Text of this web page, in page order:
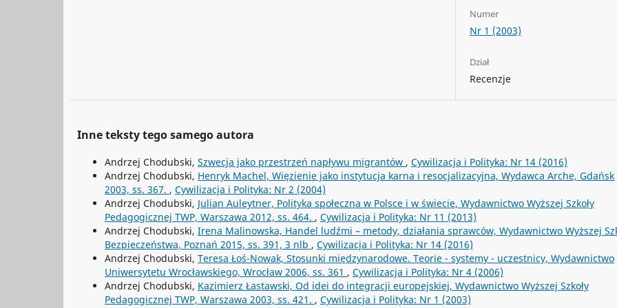
Numer
Nr 1 (2003)
Dział
Recenzje
Inne teksty tego samego autora
Andrzej Chodubski, Szwecja jako przestrzeń napływu migrantów , Cywilizacja i Polityka: Nr 14 (2016)
Andrzej Chodubski, Henryk Machel, Więzienie jako instytucja karna i resocjalizacyjna, Wydawca Arche, Gdańsk
2003, ss. 367. , Cywilizacja i Polityka: Nr 2 (2004)
Andrzej Chodubski, Julian Auleytner, Polityka społeczna w Polsce i w świecie, Wydawnictwo Wyższej Szkoły
Pedagogicznej TWP, Warszawa 2012, ss. 464. , Cywilizacja i Polityka: Nr 11 (2013)
Andrzej Chodubski, Irena Malinowska, Handel ludźmi – metody, działania sprawców, Wydawnictwo Wyższej
Bezpieczeństwa, Poznań 2015, ss. 391, 3 nlb , Cywilizacja i Polityka: Nr 14 (2016)
Andrzej Chodubski, Teresa Łoś-Nowak, Stosunki międzynarodowe. Teorie - systemy - uczestnicy, Wydawnictwo
Uniwersytetu Wrocławskiego, Wrocław 2006, ss. 361 , Cywilizacja i Polityka: Nr 4 (2006)
Andrzej Chodubski, Kazimierz Łastawski, Od idei do integracji europejskiej, Wydawnictwo Wyższej Szkoły
Pedagogicznej TWP, Warszawa 2003, ss. 421. , Cywilizacja i Polityka: Nr 1 (2003)